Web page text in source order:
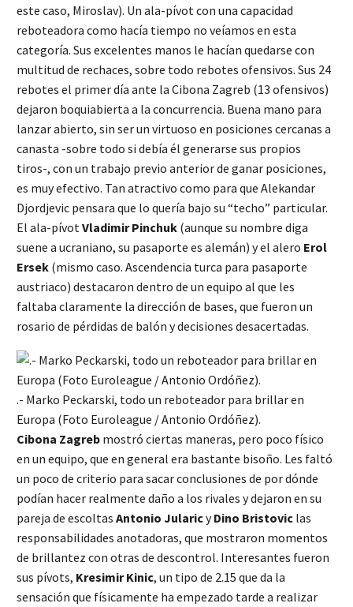
este caso, Miroslav). Un ala-pívot con una capacidad
reboteadora como hacía tiempo no veíamos en esta
categoría. Sus excelentes manos le hacían quedarse con
multitud de rechaces, sobre todo rebotes ofensivos. Sus 24
rebotes el primer día ante la Cibona Zagreb (13 ofensivos)
dejaron boquiabierta a la concurrencia. Buena mano para
lanzar abierto, sin ser un virtuoso en posiciones cercanas a
canasta -sobre todo si debía él generarse sus propios
tiros-, con un trabajo previo anterior de ganar posiciones,
es muy efectivo. Tan atractivo como para que Alekandar
Djordjevic pensara que lo quería bajo su “techo” particular.
El ala-pívotVladimir Pinchuk (aunque su nombre diga
suene a ucraniano, su pasaporte es alemán) y el alero Erol
Ersek (mismo caso. Ascendencia turca para pasaporte
austriaco) destacaron dentro de un equipo al que les
faltaba claramente la dirección de bases, que fueron un
rosario de pérdidas de balón y decisiones desacertadas.
.- Marko Peckarski, todo un reboteador para brillar en
Europa (Foto Euroleague / Antonio Ordóñez).
Cibona Zagreb mostró ciertas maneras, pero poco físico
en un equipo, que en general era bastante bisoño. Les faltó
un poco de criterio para sacar conclusiones de por dónde
podían hacer realmente daño a los rivales y dejaron en su
pareja de escoltas Antonio JularicyDino Bristovic las
responsabilidades anotadoras, que mostraron momentos
de brillantez con otras de descontrol. Interesantes fueron
sus pívots, Kresimir Kinic, un tipo de 2.15 que da la
sensación que físicamente ha empezado tarde a realizar